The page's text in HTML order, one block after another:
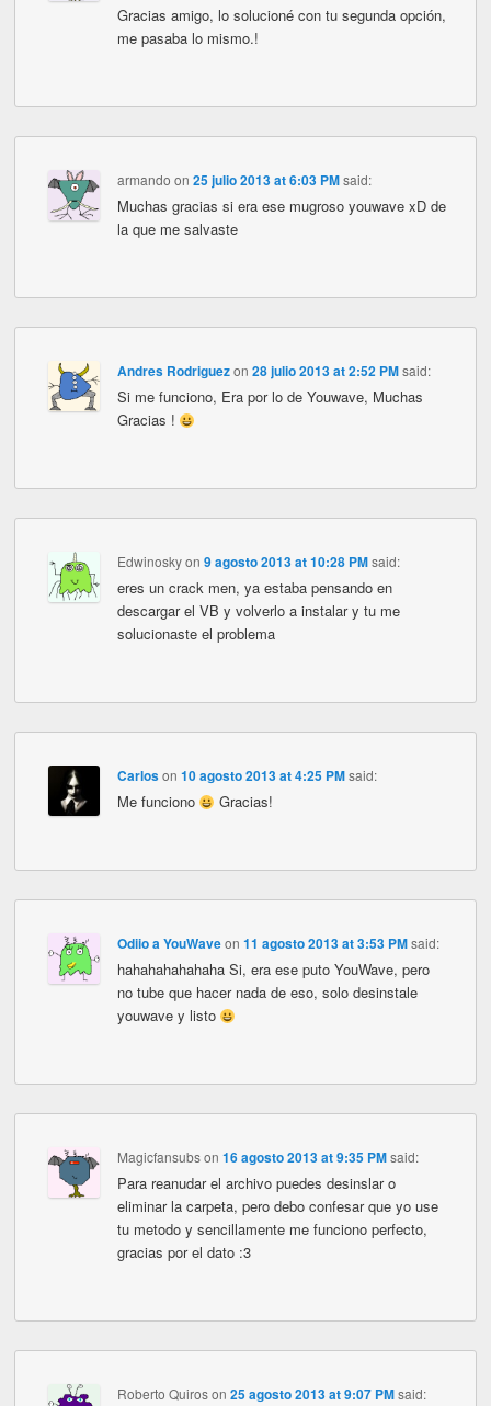
Gracias amigo, lo solucioné con tu segunda opción,
me pasaba lo mismo.!
armando on 25 julio 2013 at 6:03 PM said:
Muchas gracias si era ese mugroso youwave xD de
la que me salvaste
Andres Rodriguezon 28 julio 2013 at 2:52 PM said:
Si me funciono, Era por lo de Youwave, Muchas
Gracias !
Edwinoskyon 9 agosto 2013 at 10:28 PM said:
eres un crack men, ya estaba pensando en
descargar el VB y volverlo a instalar y tu me
solucionaste el problema
Carloson 10 agosto 2013 at 4:25 PM said:
Me funciono Gracias!
Odiio a YouWaveon 11 agosto 2013 at 3:53 PM said:
hahahahahahaha Si, era ese puto YouWave, pero
no tube que hacer nada de eso, solo desinstale
youwave y listo
Magicfansubson 16 agosto 2013 at 9:35 PM said:
Para reanudar el archivo puedes desinslar o
eliminar la carpeta, pero debo confesar que yo use
tu metodo y sencillamente me funciono perfecto,
gracias por el dato :3
Roberto Quiroson 25 agosto 2013 at 9:07 PM said: